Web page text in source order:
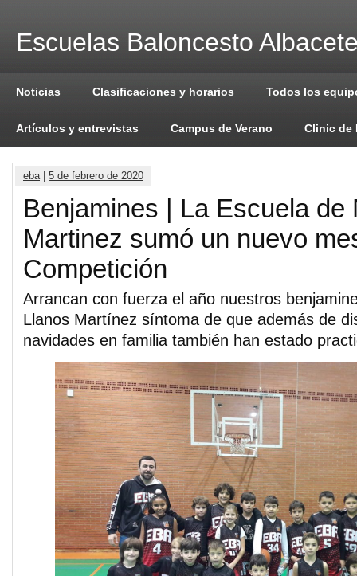
Escuelas Baloncesto
Noticias Clasificaciones y horarios Todos los
Artículos y entrevistas Campus de Verano Clinic de
eba| 5 de febrero de 2020
Benjamines | La Escuela de
Martinez sumó un nuevo
Competición
Arrancan con fuerza el año nuestros
Llanos Martínez síntoma de que además de
navidades en familia también han estado